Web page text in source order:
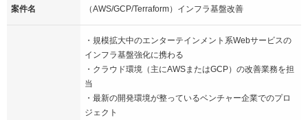
案件名 （AWS/GCP/Terraform）インフラ基盤改善
・規模拡大中のエンターテインメント系Webサービスの
インフラ基盤強化に携わる
・クラウド環境（主にAWSまたはGCP）の改善業務を担
当
・最新の開発環境が整っているベンチャー企業でのプロ
ジェクト